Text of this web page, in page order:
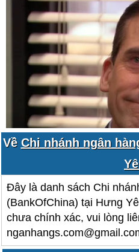
Về Chi nhánh ngân
Đây là danh sách Chi
(BankOfChina) tại Hưng
chưa chính xác, vui lòng